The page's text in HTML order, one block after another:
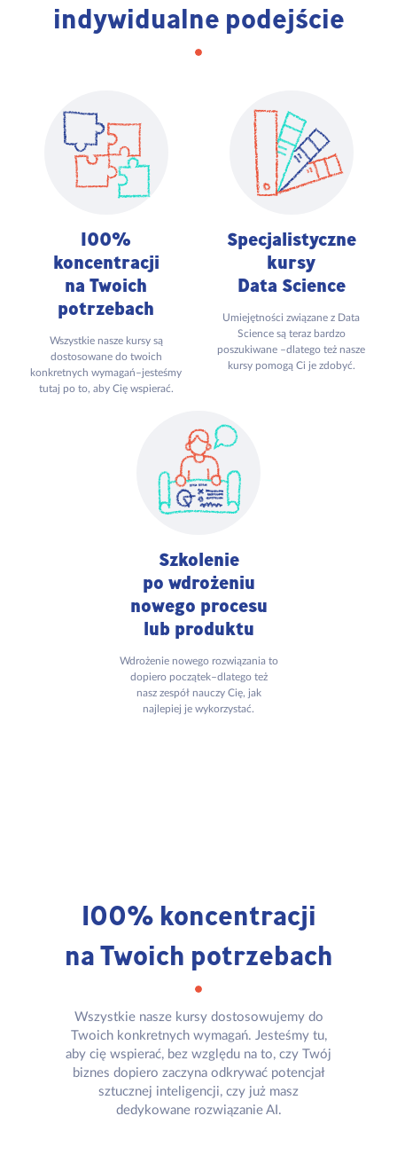
indywidualne podejście
100%
koncentracji
na Twoich
potrzebach
Wszystkie nasze kursy są
dostosowane do twoich
konkretnych wymagań–jesteśmy
tutaj po to, aby Cię wspierać.
Specjalistyczne
kursy
Data Science
Umiejętności związane z Data
Science są teraz bardzo
poszukiwane –dlatego też nasze
kursy pomogą Ci je zdobyć.
Szkolenie
po wdrożeniu
nowego procesu
lub produktu
Wdrożenie nowego rozwiązania to
dopiero początek–dlatego też
nasz zespół nauczy Cię, jak
najlepiej je wykorzystać.
100% koncentracji
na Twoich potrzebach
Wszystkie nasze kursy dostosowujemy do
Twoich konkretnych wymagań. Jesteśmy tu,
aby cię wspierać, bez względu na to, czy Twój
biznes dopiero zaczyna odkrywać potencjał
sztucznej inteligencji, czy już masz
dedykowane rozwiązanie AI.